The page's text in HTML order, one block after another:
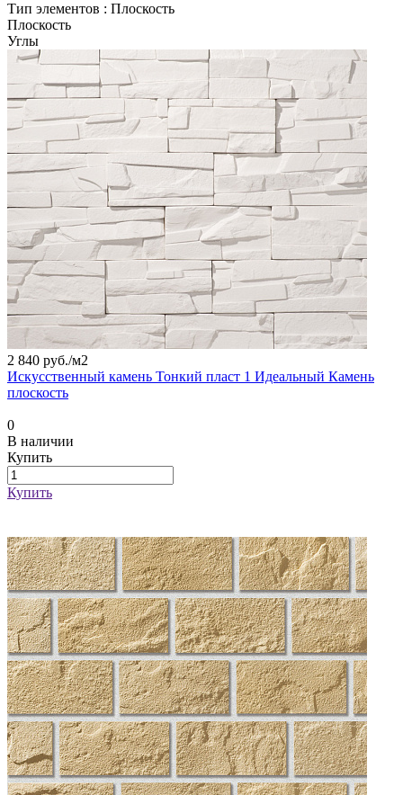
Тип элементов : Плоскость
Плоскость
Углы
2 840 руб./м2
Искусственный камень Тонкий пласт 1 Идеальный Камень
плоскость
0
В наличии
Купить
Купить